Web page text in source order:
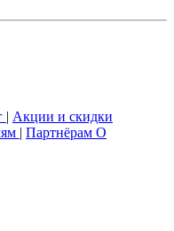
| Акции и скидки
| Партнёрам О